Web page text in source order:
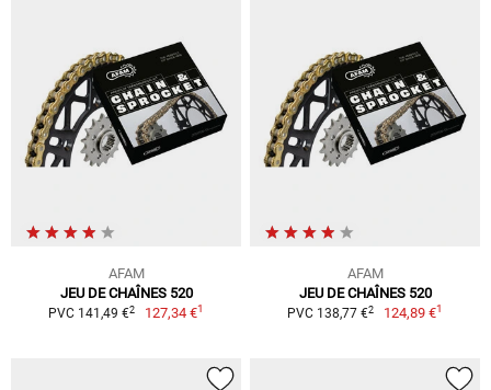
AFAM
JEU DE CHAÎNES 520
PVC 141,49 €2 127,34 €1
AFAM
JEU DE CHAÎNES 520
PVC 138,77 €2 124,89 €1